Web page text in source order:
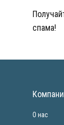
спама!
О нас